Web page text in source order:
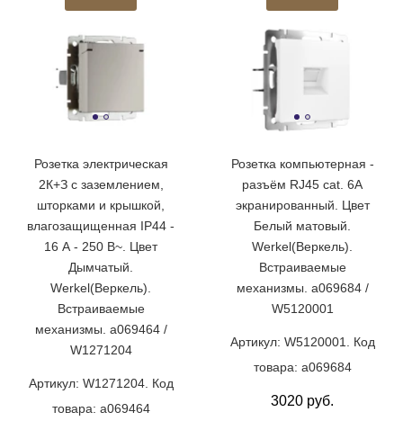
Розетка электрическая
2К+З с заземлением,
шторками и крышкой,
влагозащищенная IP44 -
16 А - 250 В~. Цвет
Дымчатый.
Werkel(Веркель).
Встраиваемые
механизмы. a069464 /
W1271204
Артикул: W1271204. Код
товара: a069464
Розетка компьютерная -
разъём RJ45 cat. 6A
экранированный. Цвет
Белый матовый.
Werkel(Веркель).
Встраиваемые
механизмы. a069684 /
W5120001
Артикул: W5120001. Код
товара: a069684
3020 руб.